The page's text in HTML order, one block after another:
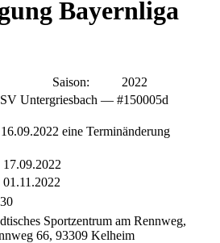
Bayernliga
Saison:
2022
Untergriesbach — #150005d
eine Terminänderung
17.09.2022
Sportzentrum am Rennweg,
66, 93309 Kelheim